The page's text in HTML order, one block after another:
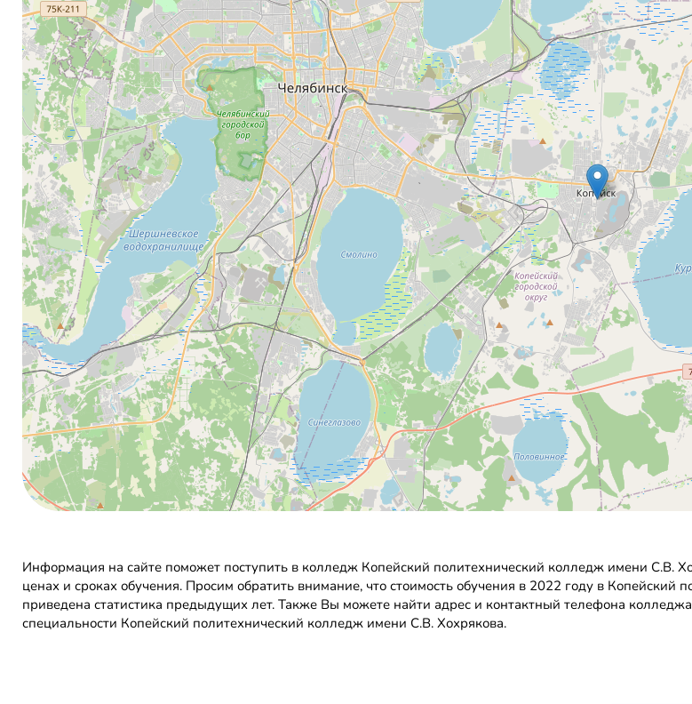
Информация на сайте поможет поступить в колледж Копейский политехнический колледж имени С.В.
ценах и сроках обучения. Просим обратить внимание, что стоимость обучения в 2022 году в
приведена статистика предыдущих лет. Также Вы можете найти адрес и контактный телефона
специальности Копейский политехнический колледж имени С.В. Хохрякова.